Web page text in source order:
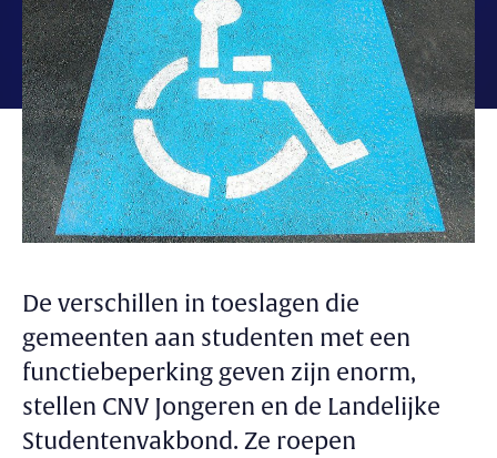
De verschillen in toeslagen die
gemeenten aan studenten met een
functiebeperking geven zijn enorm,
stellen CNV Jongeren en de Landelijke
Studentenvakbond. Ze roepen